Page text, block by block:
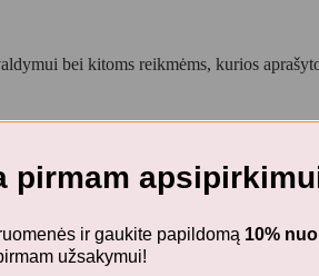
bei kitoms reikmėms, kurios
spalvos
pirmam
ir gaukite papildomą 10%
užsakymui!